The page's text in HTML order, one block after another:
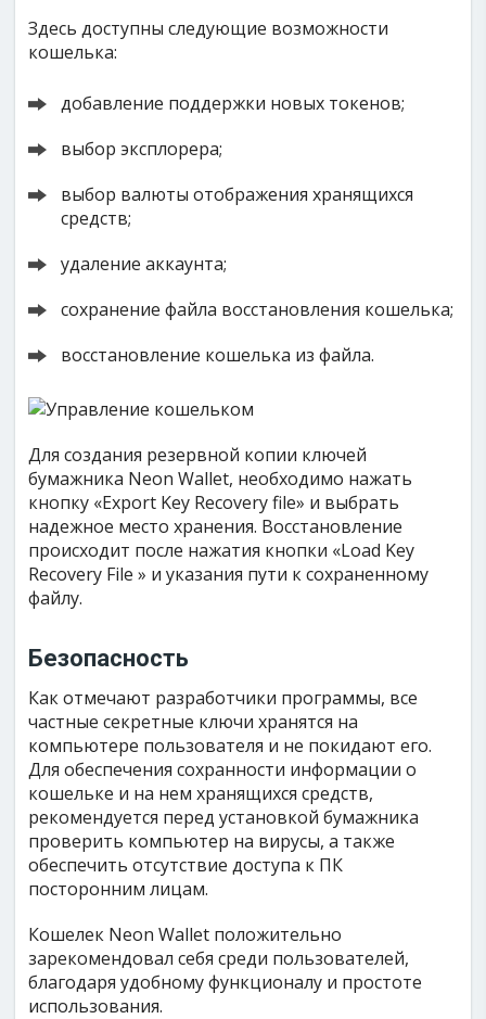
Здесь доступны следующие возможности
кошелька:
добавление поддержки новых токенов;
выбор эксплорера;
выбор валюты отображения хранящихся
средств;
удаление аккаунта;
сохранение файла восстановления кошелька;
восстановление кошелька из файла.
Для создания резервной копии ключей
бумажника Neon Wallet, необходимо нажать
кнопку «Export Key Recovery file» и выбрать
надежное место хранения. Восстановление
происходит после нажатия кнопки «Load Key
Recovery File » и указания пути к сохраненному
файлу.
Безопасность
Как отмечают разработчики программы, все
частные секретные ключи хранятся на
компьютере пользователя и не покидают его.
Для обеспечения сохранности информации о
кошельке и на нем хранящихся средств,
рекомендуется перед установкой бумажника
проверить компьютер на вирусы, а также
обеспечить отсутствие доступа к ПК
посторонним лицам.
Кошелек Neon Wallet положительно
зарекомендовал себя среди пользователей,
благодаря удобному функционалу и простоте
использования.